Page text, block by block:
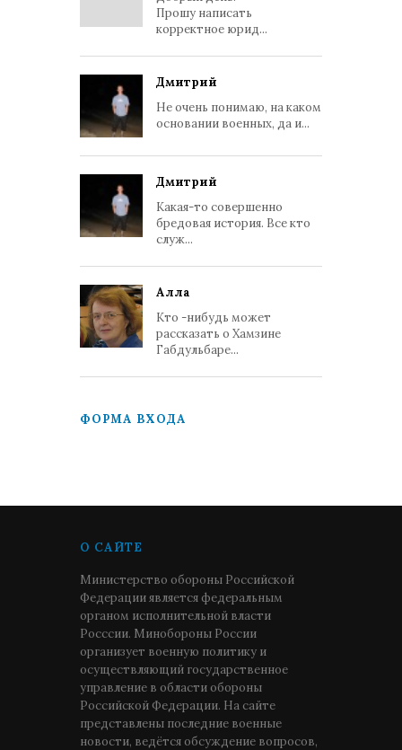
Прошу написать
корректное юрид...
Дмитрий
Не очень понимаю, на каком
основании военных, да и...
Дмитрий
Какая-то совершенно
бредовая история. Все кто
служ...
Алла
Кто -нибудь может
рассказать о Хамзине
Габдульбаре...
ФОРМА ВХОДА
О САЙТЕ
Министерство обороны Российской
Федерации является федеральным
органом исполнительной власти
Росссии. Минобороны России
организует военную политику и
осуществляющий государственное
управление в области обороны
Российской Федерации. На сайте
представлены последние военные
новости, ведётся обсуждение вопросов,